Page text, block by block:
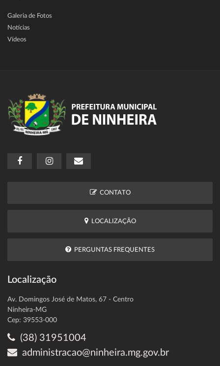
Galeria de Fotos
Notícias
Vídeos
CONTATO
LOCALIZAÇÃO
PERGUNTAS FREQUENTES
Localização
Av. Domingos José de Matos, 67 - Centro
Ninheira-MG
Cep: 39553-000
(38) 31951004
administracao@ninheira.mg.gov.br